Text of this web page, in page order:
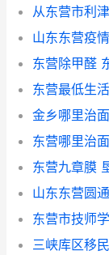
山东东营疫
金乡哪里治
东营哪里治
东营九章膜
山东东营圆
三峡库区移